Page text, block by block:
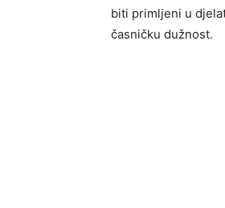
biti primljeni u
časničku dužnost.